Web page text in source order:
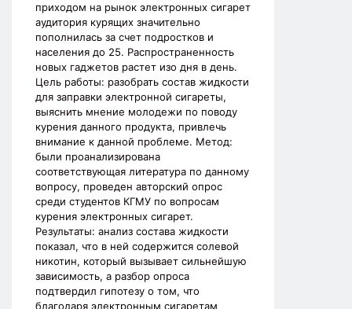
приходом на рынок электронных сигарет
аудитория курящих значительно
пополнилась за счет подростков и
населения до 25. Распространенность
новых гаджетов растет изо дня в день.
Цель работы: разобрать состав жидкости
для заправки электронной сигареты,
выяснить мнение молодежи по поводу
курения данного продукта, привлечь
внимание к данной проблеме. Метод:
были проанализирована
соответствующая литература по данному
вопросу, проведен авторский опрос
среди студентов КГМУ по вопросам
курения электронных сигарет.
Результаты: анализ состава жидкости
показал, что в ней содержится солевой
никотин, который вызывает сильнейшую
зависимость, а разбор опроса
подтвердил гипотезу о том, что
благодаря электронным сигаретам